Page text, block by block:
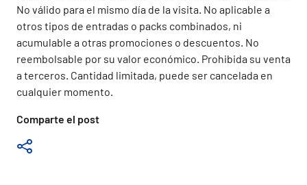
Comparte el post
No válido para el mismo día de la visita. No aplicable a
otros tipos de entradas o packs combinados, ni
acumulable a otras promociones o descuentos. No
reembolsable por su valor económico. Prohibida su venta
a terceros. Cantidad limitada, puede ser cancelada en
cualquier momento.